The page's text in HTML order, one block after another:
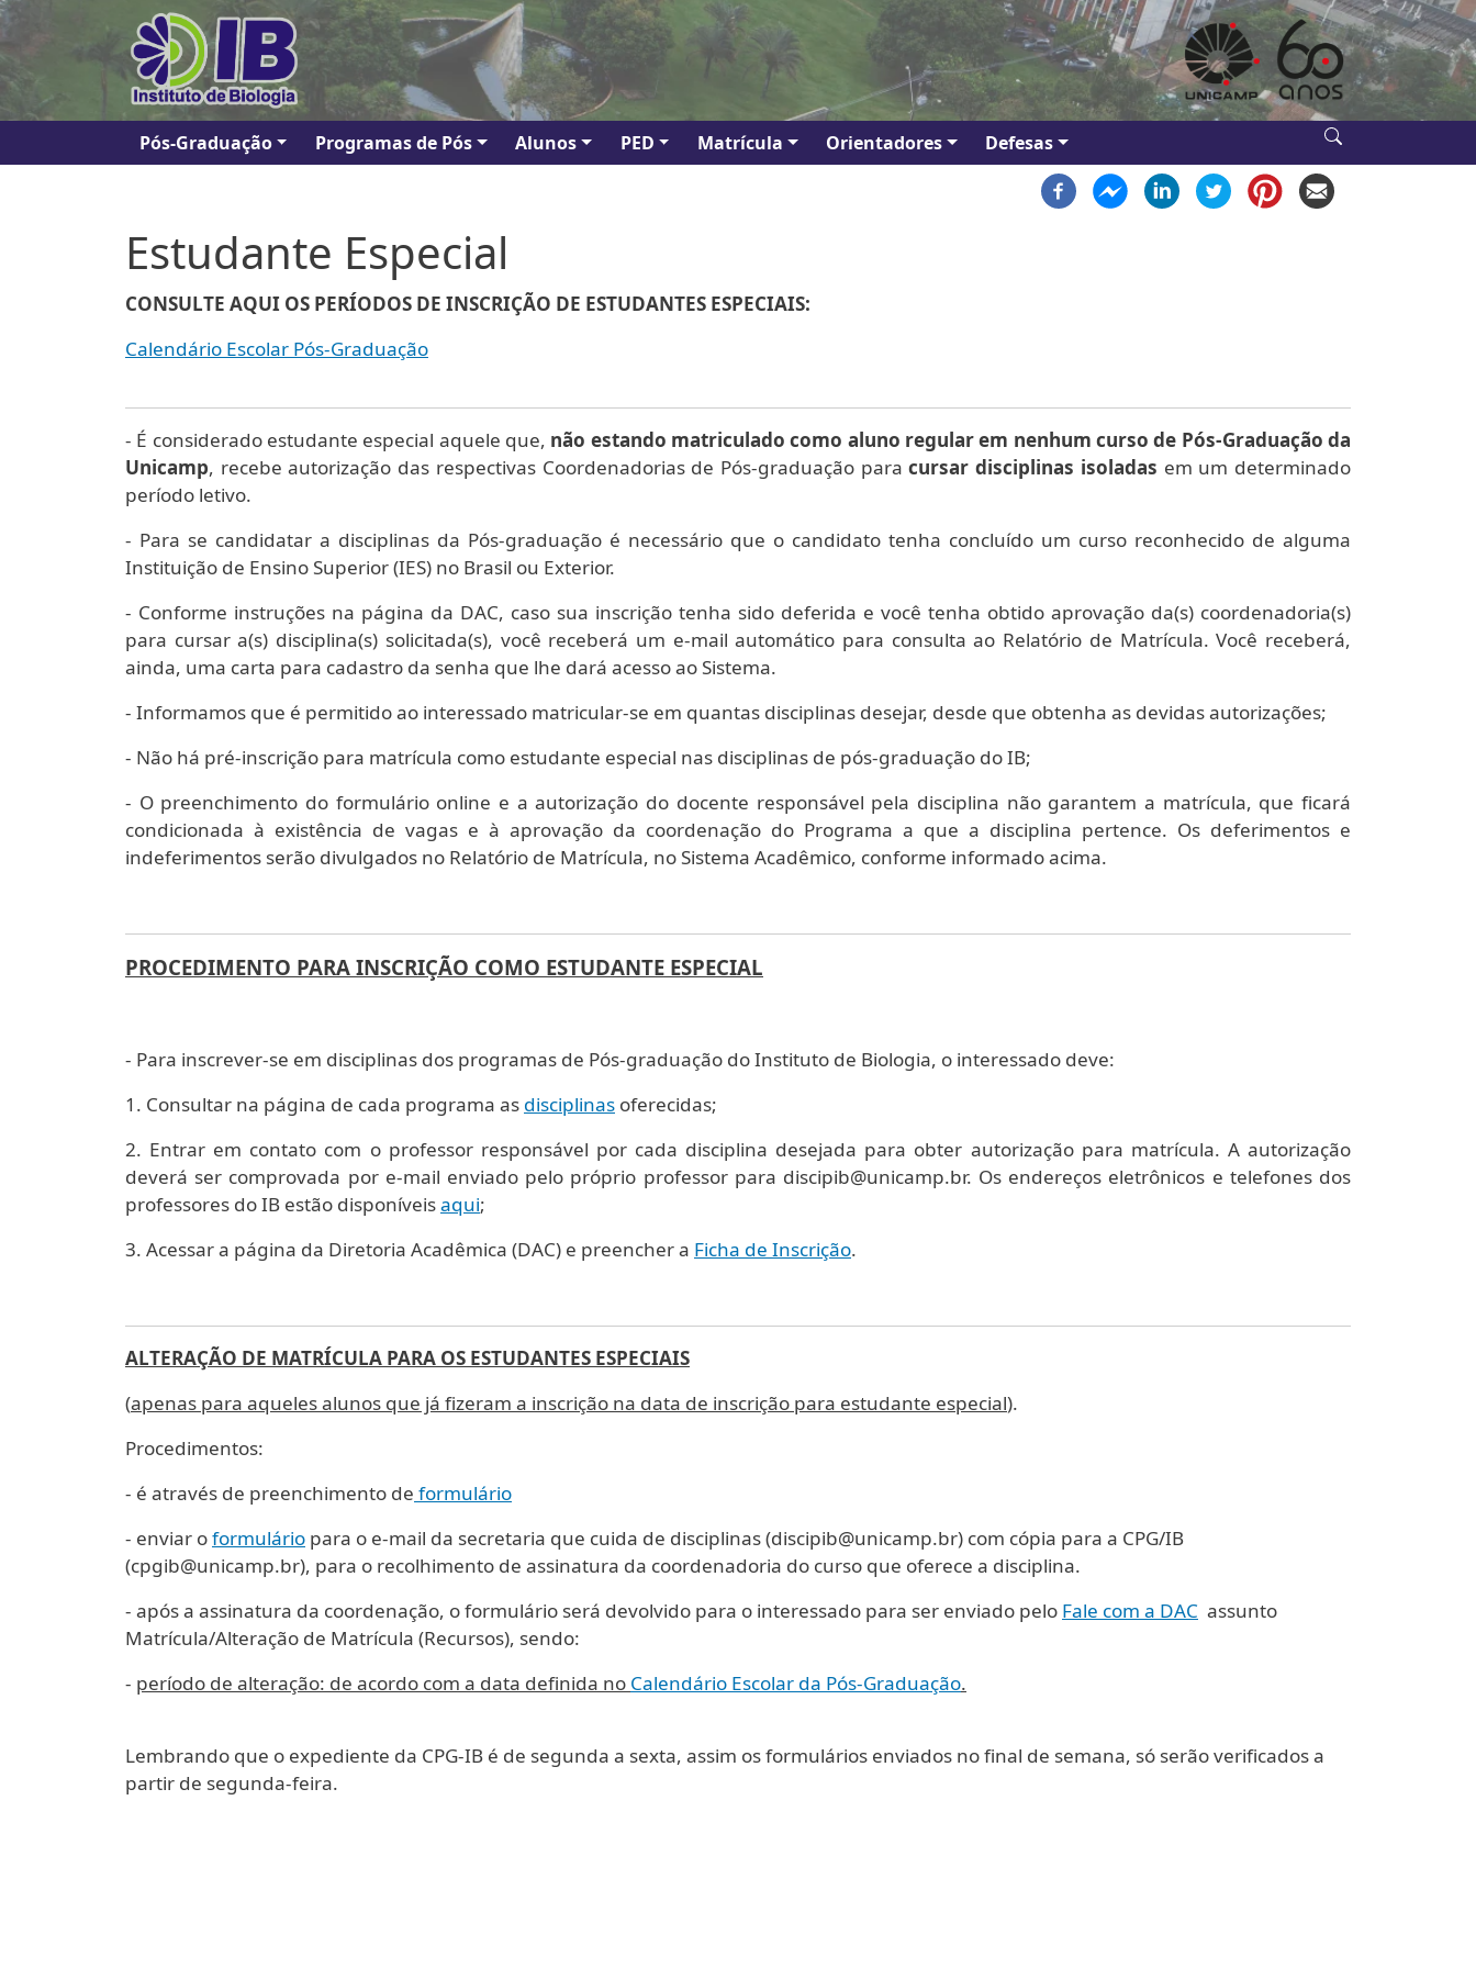
Pular para o conteúdo principal
Navegação principal
Pós-Graduação Programas de Pós Alunos PED Matrícula Orientadores Defesas
Estudante Especial
CONSULTE AQUI OS PERÍODOS DE INSCRIÇÃO DE ESTUDANTES ESPECIAIS:
Calendário Escolar Pós-Graduação
- É considerado estudante especial aquele que, não estando matriculado como aluno regular em nenhum curso de Pós-Graduação da
Unicamp, recebe autorização das respectivas Coordenadorias de Pós-graduação paracursar disciplinas isoladas em um determinado
período letivo.
- Para se candidatar a disciplinas da Pós-graduação é necessário que o candidato tenha concluído um curso reconhecido de alguma
Instituição de Ensino Superior (IES) no Brasil ou Exterior.
- Conforme instruções na página da DAC, caso sua inscrição tenha sido deferida e você tenha obtido aprovação da(s) coordenadoria(s)
para cursar a(s) disciplina(s) solicitada(s), você receberá um e-mail automático para consulta ao Relatório de Matrícula. Você receberá,
ainda, uma carta para cadastro da senha que lhe dará acesso ao Sistema.
- Informamos que é permitido ao interessado matricular-se em quantas disciplinas desejar, desde que obtenha as devidas autorizações;
- Não há pré-inscrição para matrícula como estudante especial nas disciplinas de pós-graduação do IB;
- O preenchimento do formulário online e a autorização do docente responsável pela disciplina não garantem a matrícula, que ficará
condicionada à existência de vagas e à aprovação da coordenação do Programa a que a disciplina pertence. Os deferimentos e
indeferimentos serão divulgados no Relatório de Matrícula, no Sistema Acadêmico, conforme informado acima.
PROCEDIMENTO PARA INSCRIÇÃO COMO ESTUDANTE ESPECIAL
- Para inscrever-se em disciplinas dos programas de Pós-graduação do Instituto de Biologia, o interessado deve:
1. Consultar na página de cada programa as disciplinas oferecidas;
2. Entrar em contato com o professor responsável por cada disciplina desejada para obter autorização para matrícula. A autorização
deverá ser comprovada por e-mail enviado pelo próprio professor para discipib@unicamp.br. Os endereços eletrônicos e telefones dos
professores do IB estão disponíveisaqui;
3. Acessar a página da Diretoria Acadêmica (DAC) e preencher a Ficha de Inscrição.
ALTERAÇÃO DE MATRÍCULA PARA OS ESTUDANTES ESPECIAIS
(apenas para aqueles alunos que já fizeram a inscrição na data de inscrição para estudante especial).
Procedimentos:
- é através de preenchimento de formulário
- enviar oformulário para o e-mail da secretaria que cuida de disciplinas (discipib@unicamp.br) com cópia para a CPG/IB
(cpgib@unicamp.br), para o recolhimento de assinatura da coordenadoria do curso que oferece a disciplina.
- após a assinatura da coordenação, o formulário será devolvido para o interessado para ser enviado pelo Fale com a DAC assunto
Matrícula/Alteração de Matrícula (Recursos), sendo:
- período de alteração: de acordo com a data definida no Calendário Escolar da Pós-Graduação.
Lembrando que o expediente da CPG-IB é de segunda a sexta, assim os formulários enviados no final de semana, só serão verificados a
partir de segunda-feira.